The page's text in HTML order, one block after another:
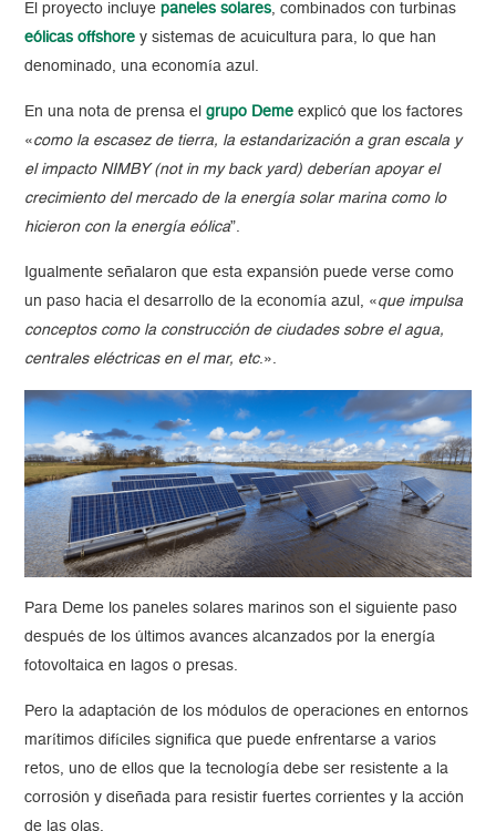
El proyecto incluye paneles solares, combinados con turbinas
eólicas offshore y sistemas de acuicultura para, lo que han
denominado, una economía azul.
En una nota de prensa elgrupo Deme explicó que los factores
«como la escasez de tierra, la estandarización a gran escala y
el impacto NIMBY (not in my back yard) deberían apoyar el
crecimiento del mercado de la energía solar marina como lo
hicieron con la energía eólica”.
Igualmente señalaron que esta expansión puede verse como
un paso hacia el desarrollo de la economía azul, «que impulsa
conceptos como la construcción de ciudades sobre el agua,
centrales eléctricas en el mar, etc.».
Para Deme los paneles solares marinos son el siguiente paso
después de los últimos avances alcanzados por la energía
fotovoltaica en lagos o presas.
Pero la adaptación de los módulos de operaciones en entornos
marítimos difíciles significa que puede enfrentarse a varios
retos, uno de ellos que la tecnología debe ser resistente a la
corrosión y diseñada para resistir fuertes corrientes y la acción
de las olas.